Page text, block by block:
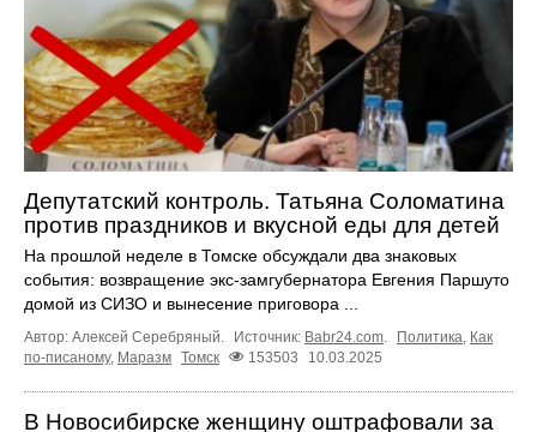
Депутатский контроль. Татьяна Соломатина
против праздников и вкусной еды для детей
На прошлой неделе в Томске обсуждали два знаковых
события: возвращение экс-замгубернатора Евгения Паршуто
домой из СИЗО и вынесение приговора ...
Автор: Алексей Серебряный. Источник: Babr24.com. Политика, Как
по-писаному, Маразм Томск 153503 10.03.2025
В Новосибирске женщину оштрафовали за